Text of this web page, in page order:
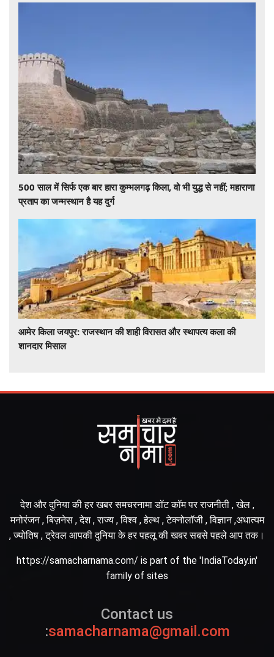
500 साल में सिर्फ एक बार हारा कुम्भलगढ़ किला, वो भी युद्ध से नहीं; महाराणा
प्रताप का जन्मस्थान है यह दुर्ग
आमेर किला जयपुर: राजस्थान की शाही विरासत और स्थापत्य कला की
शानदार मिसाल
देश और दुनिया की हर खबर समचरनामा डॉट कॉम पर राजनीती , खेल ,
मनोरंजन , बिज़नेस , देश , राज्य , विश्व , हेल्थ , टेक्नोलॉजी , विज्ञान ,अधात्यम
, ज्योतिष , ट्रेवल आपकी दुनिया के हर पहलू की खबर सबसे पहले आप तक।
https://samacharnama.com/ is part of the 'IndiaToday.in'
family of sites
Contact us
:samacharnama@gmail.com